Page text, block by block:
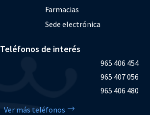
Farmacias
Sede electrónica
Teléfonos de interés
965 406 454
965 407 056
965 406 480
Ver más teléfonos